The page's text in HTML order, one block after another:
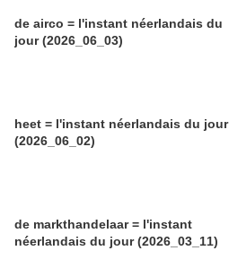
de airco = l'instant néerlandais du
jour (2026_06_03)
heet = l'instant néerlandais du jour
(2026_06_02)
de markthandelaar = l'instant
néerlandais du jour (2026_03_11)